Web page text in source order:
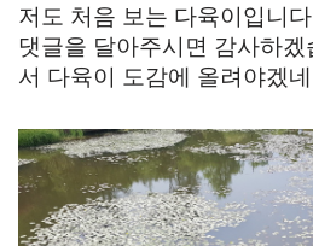
저도 처음 보는 다육이입니
댓글을 달아주시면 감사하
서 다육이 도감에 올려야겠